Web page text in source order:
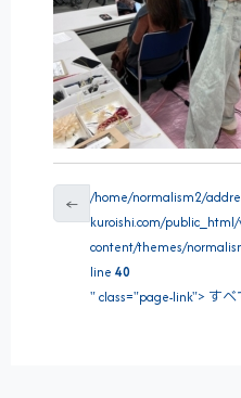
←
/home/normalism2/
kuroishi.com/
content/themes/
line40
" class="page-link"> す